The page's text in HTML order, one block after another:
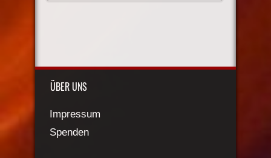
ÜBER UNS
Impressum
Spenden